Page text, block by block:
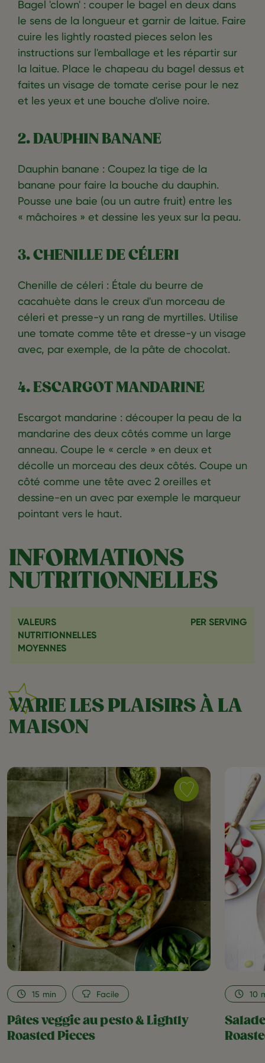
Bagel 'clown' : couper le bagel en deux dans
le sens de la longueur et garnir de laitue. Faire
cuire les lightly roasted pieces selon les
instructions sur l'emballage et les répartir sur
la laitue. Place le chapeau du bagel dessus et
faites un visage de tomate cerise pour le nez
et les yeux et une bouche d'olive noire.
2. DAUPHIN BANANE
Dauphin banane : Coupez la tige de la
banane pour faire la bouche du dauphin.
Pousse une baie (ou un autre fruit) entre les
« mâchoires » et dessine les yeux sur la peau.
3. CHENILLE DE CÉLERI
Chenille de céleri : Étale du beurre de
cacahuète dans le creux d'un morceau de
céleri et presse-y un rang de myrtilles. Utilise
une tomate comme tête et dresse-y un visage
avec, par exemple, de la pâte de chocolat.
4. ESCARGOT MANDARINE
Escargot mandarine : découper la peau de la
mandarine des deux côtés comme un large
anneau. Coupe le « cercle » en deux et
décolle un morceau des deux côtés. Coupe un
côté comme une tête avec 2 oreilles et
dessine-en un avec par exemple le marqueur
pointant vers le haut.
INFORMATIONS
NUTRITIONNELLES
VALEURS
NUTRITIONNELLES
MOYENNES
PER SERVING
VARIE LES PLAISIRS À LA
MAISON
Save
recipe
veggie
pesto
&
Lightly
Roasted
Pieces
favorite
Pâtes veggie au pesto & Lightly
Roasted Pieces
15 min Facile 10